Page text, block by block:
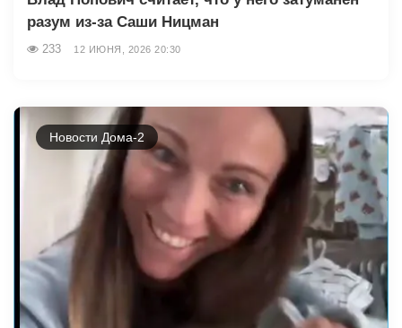
разум из-за Саши Ницман
233 12 ИЮНЯ, 2026 20:30
Новости Дома-2